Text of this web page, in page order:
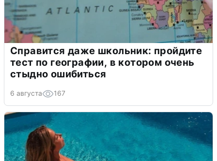
Справится даже школьник: пройдите
тест по географии, в котором очень
стыдно ошибиться
6 августа 167